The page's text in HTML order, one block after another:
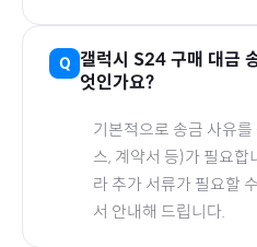
갤럭시 S24구매 대금
엇인가요?
기본적으로 송금 사유
스, 계약서 등)가 필요합
라 추가 서류가 필요할
서 안내해 드립니다.